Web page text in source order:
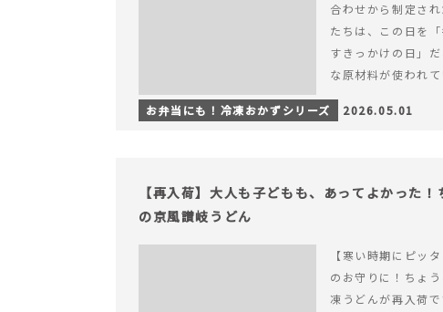
合わせから制定さ
たちは、この日を
すきっかけの日」
な原材料が使われ
つくられているの
【6月10日（無添加
お弁当にも！冷凍おかずシリーズ 2026.05.01
【再入荷】大人も子どもも、あってよかった
の京風讃岐うどん
【寒い時期にピッ
のお守りに！ちょ
凍うどんが再入荷で